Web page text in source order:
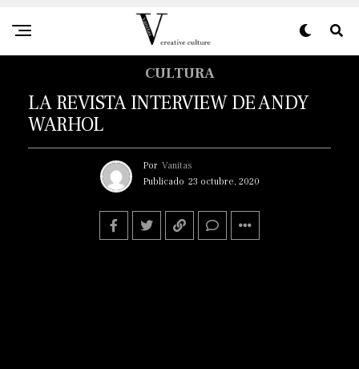
CULTURA
LA REVISTA INTERVIEW DE ANDY
WARHOL
Por Vanitas
Publicado 23 octubre, 2020